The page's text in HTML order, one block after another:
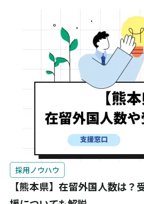
採用ノウハウ
【熊本県】在留外国人数は